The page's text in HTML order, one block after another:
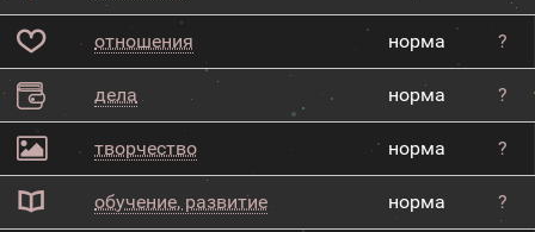
отношения норма ?
дела норма ?
творчество норма ?
обучение, развитие норма ?